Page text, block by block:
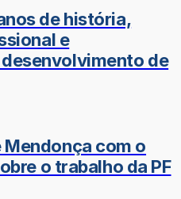
de história,
e
de
com o
o trabalho da PF